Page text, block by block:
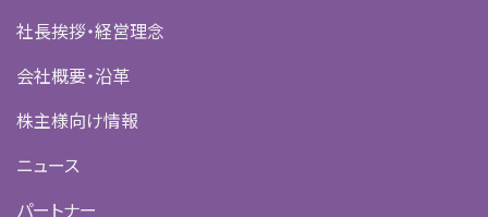
社長挨拶・経営理念
会社概要・沿革
株主様向け情報
ニュース
パートナー